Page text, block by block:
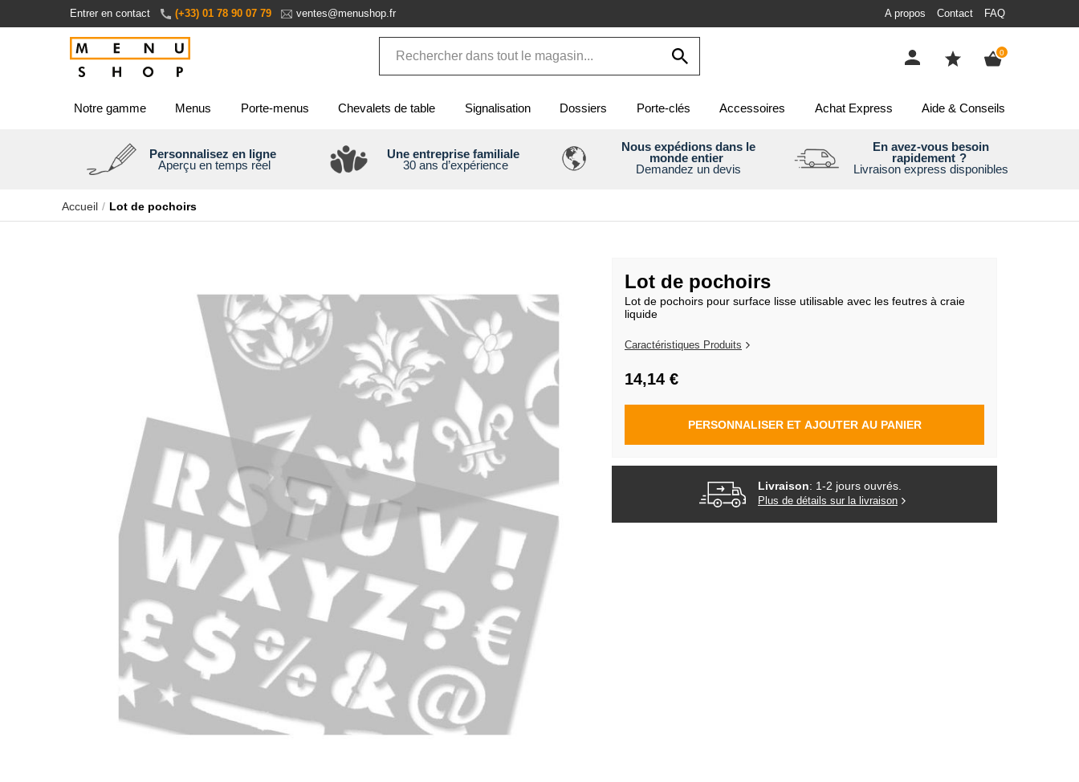
contenu
Entrer en contact (+33) 01 78 90 07 79 ventes@menushop.fr A propos Contact FAQ
0items
Notre gamme Menus Porte-menus Chevalets de table Signalisation Dossiers Porte-clés Accessoires Achat Express Aide & Conseils
Personnalisez en ligne
Aperçu en temps réel
Une entreprise familiale
30 ans d’expérience
Nous expédions dans le
monde entier
Demandez un devis
En avez-vous besoin
rapidement ?
Livraison express disponibles
Accueil Lot de pochoirs
Lot de pochoirs
Lot de pochoirs pour surface lisse utilisable avec les feutres à craie
liquide
Caractéristiques Produits
14,14 €
PERSONNALISER ET AJOUTER AU PANIER
Livraison: 1-2 jours ouvrés.
Plus de détails sur la livraison